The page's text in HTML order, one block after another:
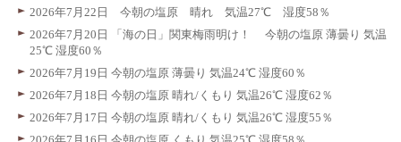
2026年7月22日 今朝の塩原 晴れ 気温27℃ 湿度58％
2026年7月20日 「海の日」関東梅雨明け！ 今朝の塩原 薄曇り 気温
25℃ 湿度60％
2026年7月19日 今朝の塩原 薄曇り 気温24℃ 湿度60％
2026年7月18日 今朝の塩原 晴れ/くもり 気温26℃ 湿度62％
2026年7月17日 今朝の塩原 晴れ/くもり 気温26℃ 湿度55％